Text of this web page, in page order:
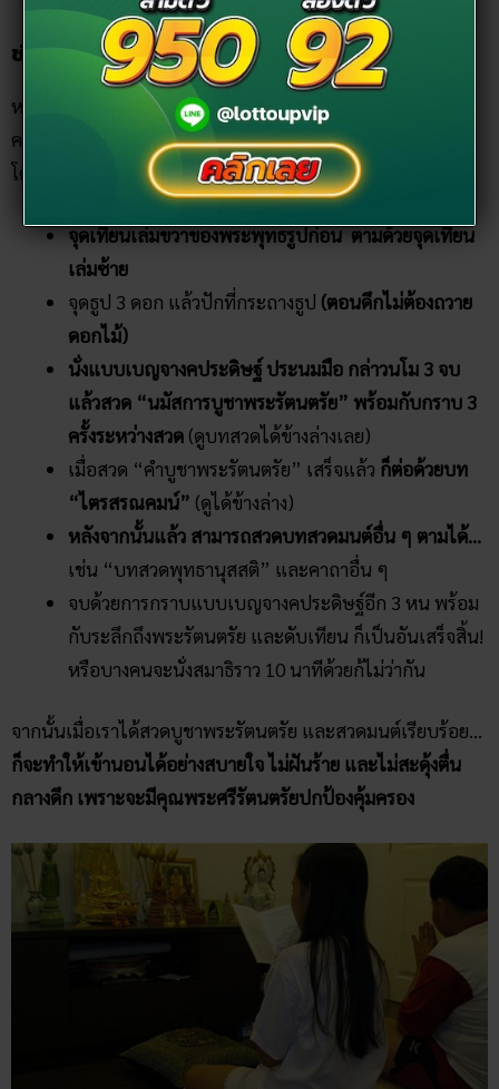
sites.google.com
ช่วงก่อนเข้านอน
หลังจากกลับมาบ้าน อาบน้ำ เตรียมที่จะพักผ่อนนอนหลับแล้ว
ควรเข้าห้องพระเพื่อบูชาพระรัตนตรัย และสวดมนต์ก่อนนอน
โดยมีวิธีปฏิบัติดังนี้…
จุดเทียนเล่มขวาของพระพุทธรูปก่อน ตามด้วยจุดเทียน
เล่มซ้าย
จุดธูป 3 ดอก แล้วปักที่กระถางธูป (ตอนดึกไม่ต้องถวาย
ดอกไม้)
นั่งแบบเบญจางคประดิษฐ์ ประนมมือ กล่าวนโม 3 จบ
แล้วสวด “นมัสการบูชาพระรัตนตรัย” พร้อมกับกราบ 3
ครั้งระหว่างสวด (ดูบทสวดได้ข้างล่างเลย)
เมื่อสวด “คำบูชาพระรัตนตรัย” เสร็จแล้ว ก็ต่อด้วยบท
“ไตรสรณคมน์” (ดูได้ข้างล่าง)
หลังจากนั้นแล้ว สามารถสวดบทสวดมนต์อื่น ๆ ตามได้…
เช่น “บทสวดพุทธานุสสติ” และคาถาอื่น ๆ
จบด้วยการกราบแบบเบญจางคประดิษฐ์อีก 3 หน พร้อม
กับระลึกถึงพระรัตนตรัย และดับเทียน ก็เป็นอันเสร็จสิ้น!
หรือบางคนจะนั่งสมาธิราว 10 นาทีด้วยก้ไม่ว่ากัน
จากนั้นเมื่อเราได้สวดบูชาพระรัตนตรัย และสวดมนต์เรียบร้อย…
ก็จะทำให้เข้านอนได้อย่างสบายใจ ไม่ฝันร้าย และไม่สะดุ้งตื่น
กลางดึก เพราะจะมีคุณพระศรีรัตนตรัยปกป้องคุ้มครอง